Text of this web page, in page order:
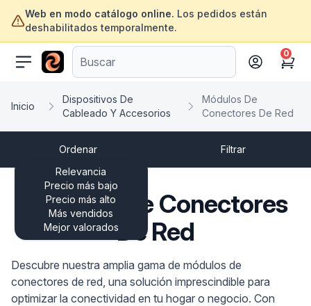
Web en modo catálogo online. Los pedidos están
deshabilitados temporalmente.
ofertasinformatica.com
Cart
0
Inicio
Dispositivos De
Cableado Y Accesorios
Módulos De
Conectores De Red
Ordenar
Relevancia
Precio más bajo
Precio más alto
Más vendidos
Mejor valorados
Filtrar
Módulos De Conectores
De Red
Descubre nuestra amplia gama de módulos de
conectores de red, una solución imprescindible para
optimizar la conectividad en tu hogar o negocio. Con